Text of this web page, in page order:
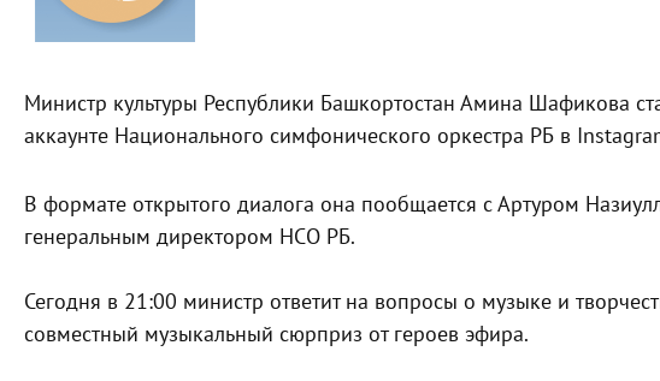
Министр культуры Республики Башкортостан Амина Шафикова
аккаунте Национального симфонического оркестра РБ в
В формате открытого диалога она пообщается с Артуром
генеральным директором НСО РБ.
Сегодня в 21:00 министр ответит на вопросы о музыке и
совместный музыкальный сюрприз от героев эфира.